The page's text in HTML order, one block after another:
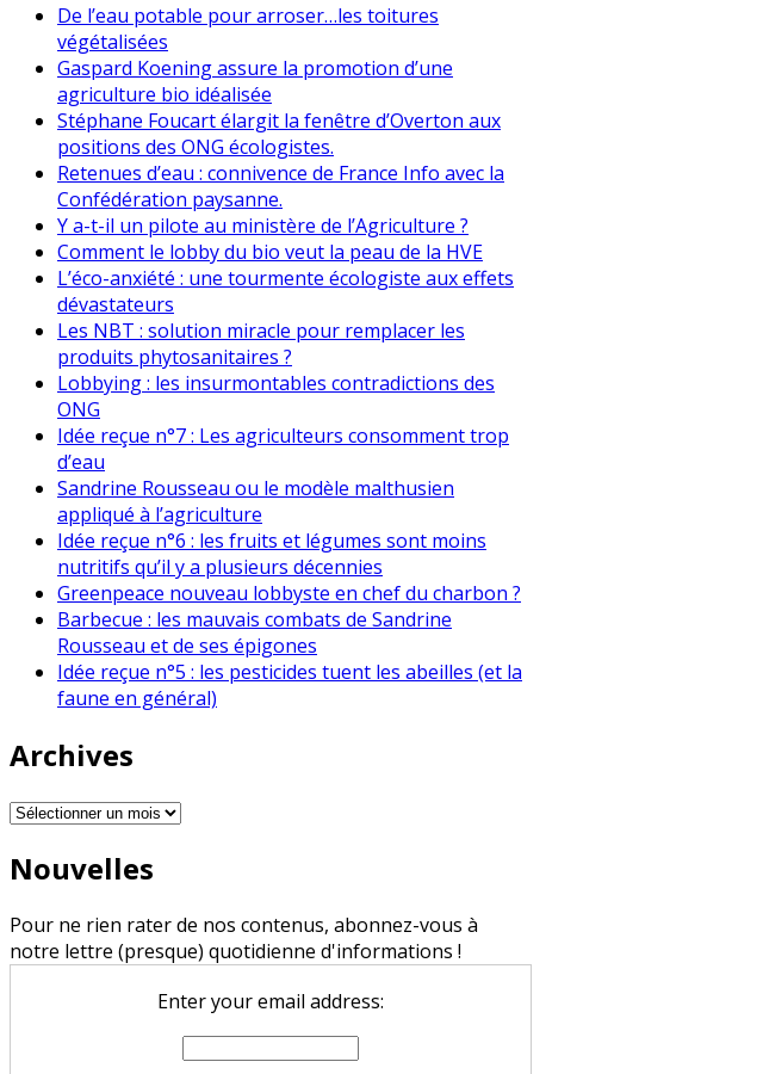
De l’eau potable pour arroser…les toitures
végétalisées
Gaspard Koening assure la promotion d’une
agriculture bio idéalisée
Stéphane Foucart élargit la fenêtre d’Overton aux
positions des ONG écologistes.
Retenues d’eau : connivence de France Info avec la
Confédération paysanne.
Y a-t-il un pilote au ministère de l’Agriculture ?
Comment le lobby du bio veut la peau de la HVE
L’éco-anxiété : une tourmente écologiste aux effets
dévastateurs
Les NBT : solution miracle pour remplacer les
produits phytosanitaires ?
Lobbying : les insurmontables contradictions des
ONG
Idée reçue n°7 : Les agriculteurs consomment trop
d’eau
Sandrine Rousseau ou le modèle malthusien
appliqué à l’agriculture
Idée reçue n°6 : les fruits et légumes sont moins
nutritifs qu’il y a plusieurs décennies
Greenpeace nouveau lobbyste en chef du charbon ?
Barbecue : les mauvais combats de Sandrine
Rousseau et de ses épigones
Idée reçue n°5 : les pesticides tuent les abeilles (et la
faune en général)
Archives
Archives
Nouvelles
Pour ne rien rater de nos contenus, abonnez-vous à
notre lettre (presque) quotidienne d'informations !
Enter your email address: